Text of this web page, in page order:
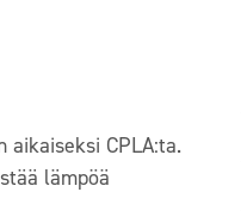
aikaiseksi CPLA:ta.
lämpöä